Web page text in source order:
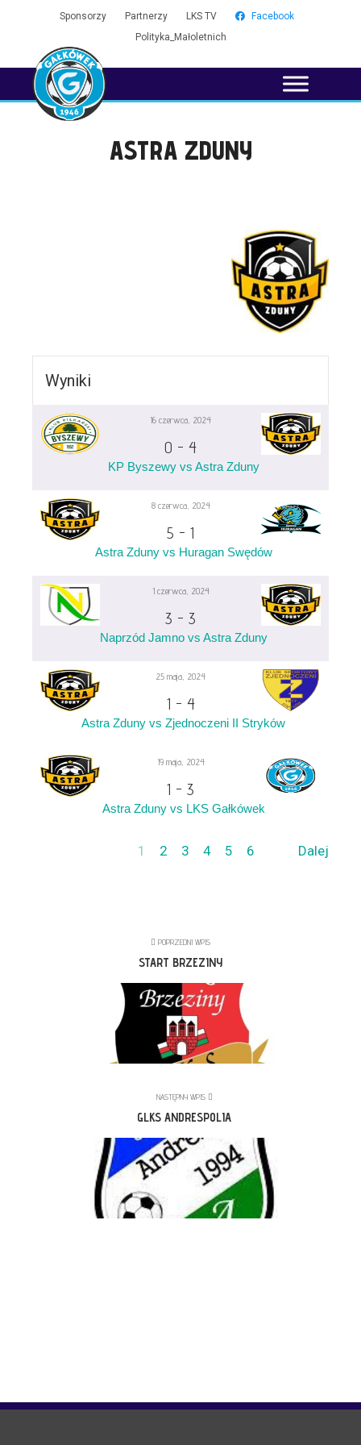
Sponsorzy Partnerzy LKS TV
Facebook
Polityka_Małoletnich
ASTRA ZDUNY
Wyniki
16 czerwca, 2024
0 - 4
KP Byszewy vs Astra Zduny
8 czerwca, 2024
5 - 1
Astra Zduny vs Huragan Swędów
1 czerwca, 2024
3 - 3
Naprzód Jamno vs Astra Zduny
25 maja, 2024
1 - 4
Astra Zduny vs Zjednoczeni II Stryków
19 maja, 2024
1 - 3
Astra Zduny vs LKS Gałkówek
1 2 3 4 5 6 Dalej
POPRZEDNI WPIS
START BRZEZINY
NASTĘPNY WPIS
GLKS ANDRESPOLIA